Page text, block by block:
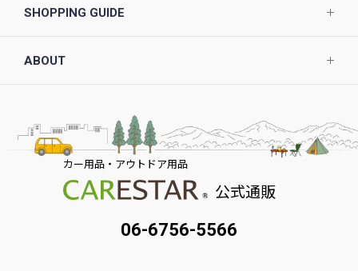
SHOPPING GUIDE
ABOUT
カー用品・アウトドア用品
公式通販
06-6756-5566